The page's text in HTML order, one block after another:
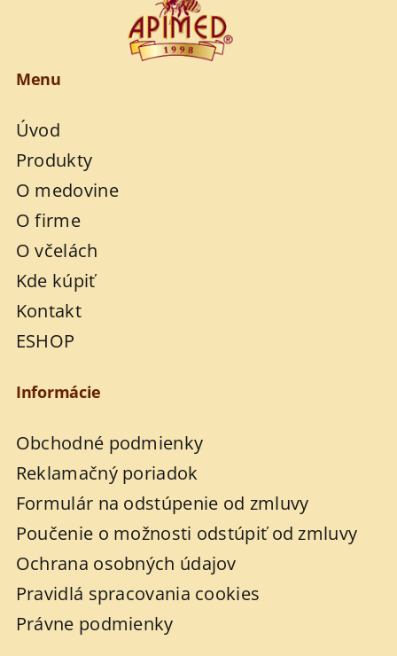
Menu
Úvod
Produkty
O medovine
O firme
O včelách
Kde kúpiť
Kontakt
ESHOP
Informácie
Obchodné podmienky
Reklamačný poriadok
Formulár na odstúpenie od zmluvy
Poučenie o možnosti odstúpiť od zmluvy
Ochrana osobných údajov
Pravidlá spracovania cookies
Právne podmienky